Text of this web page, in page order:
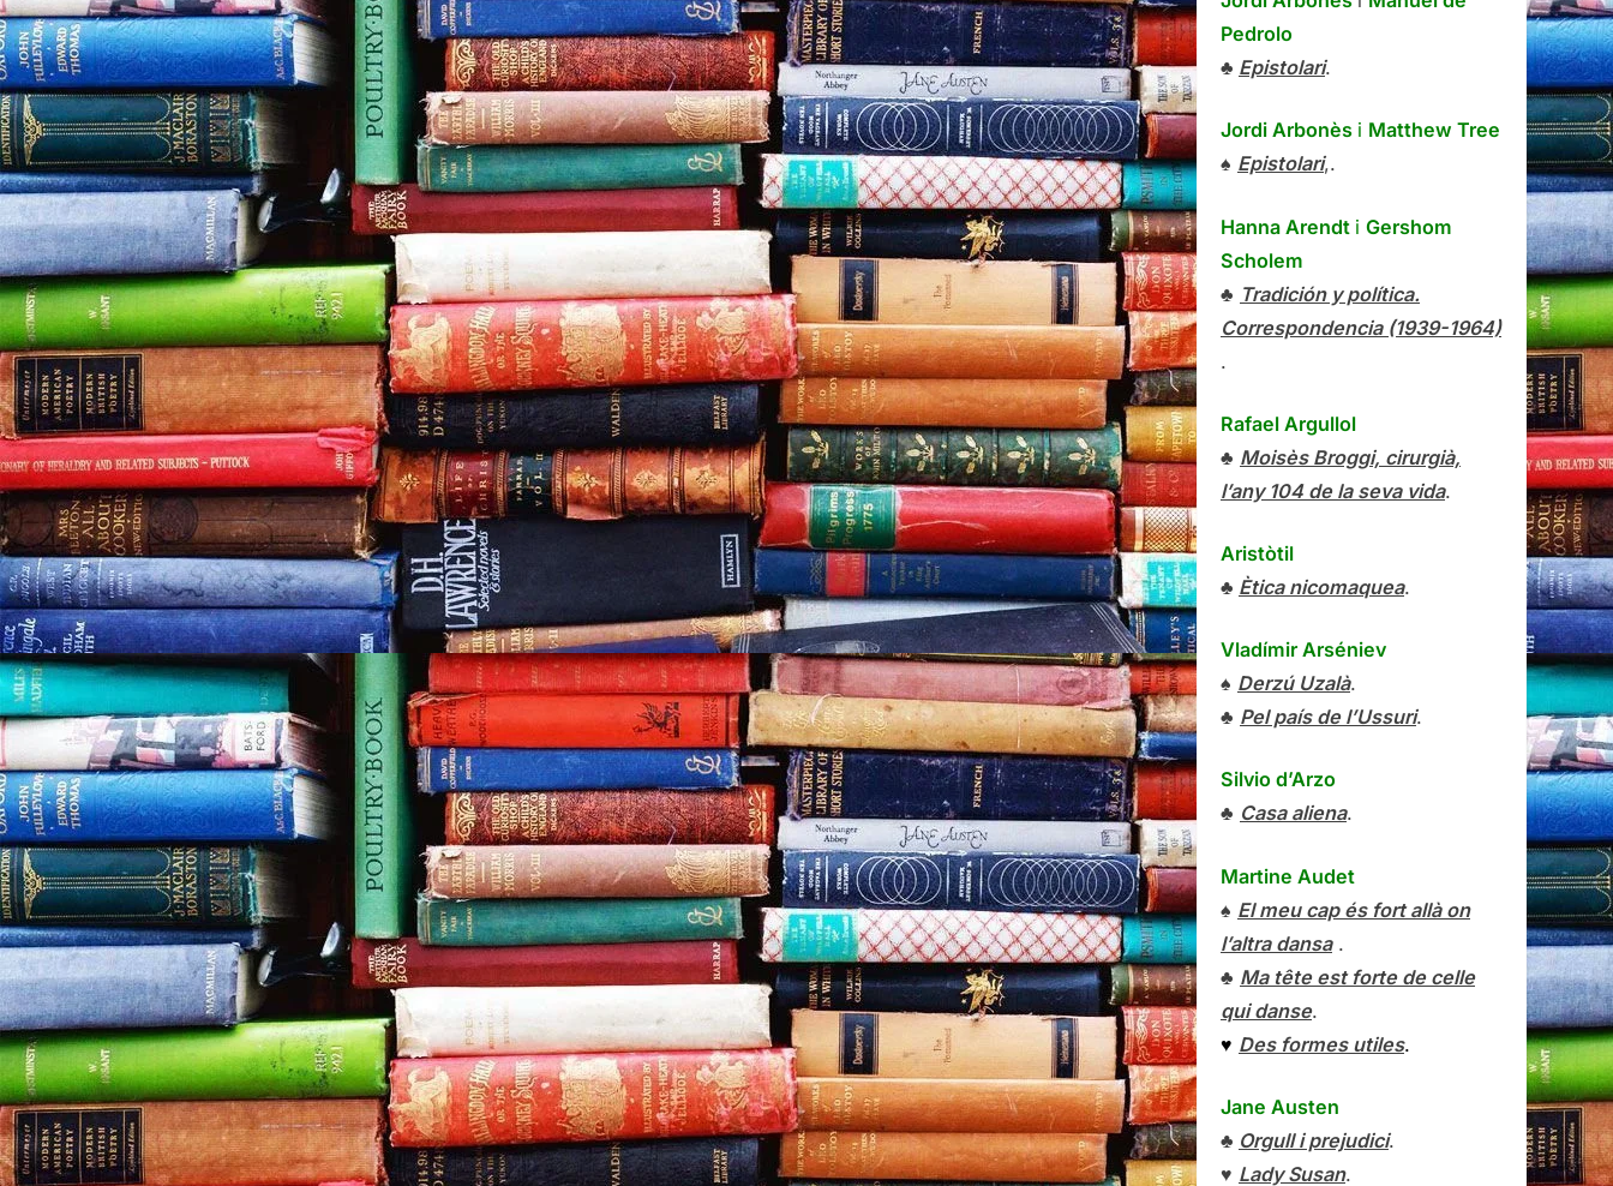
Pedrolo
♣ Epistolari.
Jordi Arbonès i Matthew Tree
♠ Epistolari,.
Hanna Arendt i Gershom
Scholem
♣ Tradición y política.
Correspondencia (1939-1964)
.
Rafael Argullol
♣ Moisès Broggi, cirurgià,
l’any 104 de la seva vida.
Aristòtil
♣ Ètica nicomaquea.
Vladímir Arséniev
♠ Derzú Uzalà.
♣ Pel país de l’Ussuri.
Silvio d’Arzo
♣ Casa aliena.
Martine Audet
♠ El meu cap és fort allà on
l’altra dansa.
♣ Ma tête est forte de celle
qui danse.
♥ Des formes utiles.
Jane Austen
♣ Orgull i prejudici.
♥ Lady Susan.